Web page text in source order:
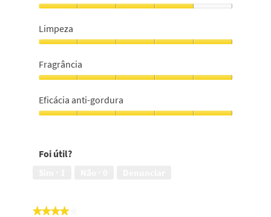
qualidade/preço,
4
5
Limpeza
5
em
Fragrância
5
em
Eficácia anti-gordura
5
Foi útil?
★★★★★
★★★★★